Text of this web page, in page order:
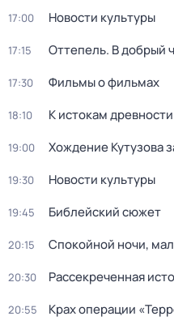
17:00 Новости культуры
17:15 Оттепель. В добрый
17:30 Фильмы о фильмах
18:10 К истокам древности
19:00 Хождение Кутузова
19:30 Новости культуры
19:45 Библейский сюжет
20:15 Спокойной ночи,
20:30 Рассекреченная
20:55 Крах операции